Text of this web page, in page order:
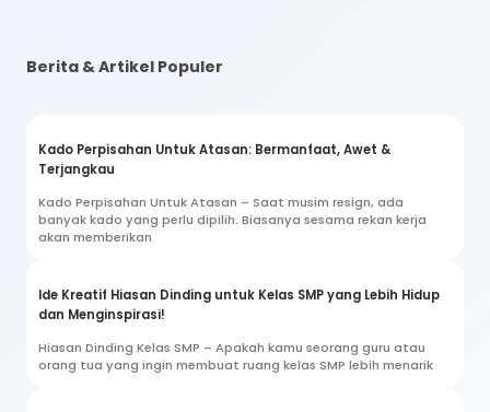
Berita & Artikel Populer
Kado Perpisahan Untuk Atasan: Bermanfaat, Awet &
Terjangkau
Kado Perpisahan Untuk Atasan – Saat musim resign, ada
banyak kado yang perlu dipilih. Biasanya sesama rekan kerja
akan memberikan
Ide Kreatif Hiasan Dinding untuk Kelas SMP yang Lebih Hidup
dan Menginspirasi!
Hiasan Dinding Kelas SMP – Apakah kamu seorang guru atau
orang tua yang ingin membuat ruang kelas SMP lebih menarik